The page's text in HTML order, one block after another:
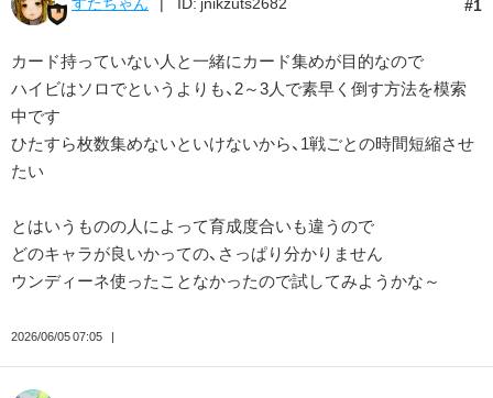
カード持っていない人と一緒にカード集めが目的なので
ハイビはソロでというよりも、2～3人で素早く倒す方法を模索
中です
ひたすら枚数集めないといけないから、1戦ごとの時間短縮させ
たい
とはいうものの人によって育成度合いも違うので
どのキャラが良いかっての、さっぱり分かりません
ウンディーネ使ったことなかったので試してみようかな～
2026/06/05 07:05